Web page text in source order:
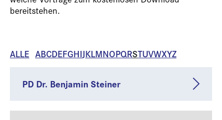
bereitstehen.
ALLE ABCDEFGHIJKLMNOPQRSTUVWXYZ
PD Dr. Benjamin Steiner